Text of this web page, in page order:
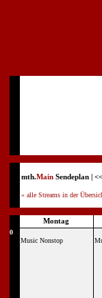
mth.Main Sendeplan |
» alle Streams in der
Montag
0
Music Nonstop